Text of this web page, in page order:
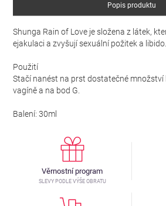
Popis produktu
Shunga Rain of Love je složena z látek,
ejakulaci a zvyšují sexuální požitek a libido.
Použití
Stačí nanést na prst dostatečné množství
vagíně a na bod G.
Balení: 30ml
Věrnostní program
SLEVY PODLE VÝŠE OBRATU